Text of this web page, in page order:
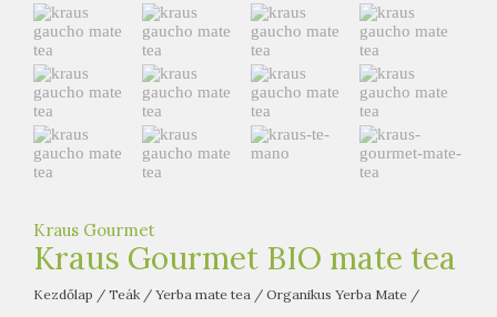
t
e
a
h
á
z
Kraus Gourmet
Kraus Gourmet BIO mate tea
Kezdőlap / Teák / Yerba mate tea / Organikus Yerba Mate /